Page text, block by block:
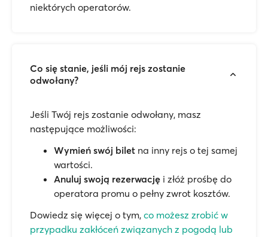
niektórych operatorów.
Co się stanie, jeśli mój rejs zostanie
odwołany?
Jeśli Twój rejs zostanie odwołany, masz
następujące możliwości:
Wymień swój bilet na inny rejs o tej samej
wartości.
Anuluj swoją rezerwację i złóż prośbę do
operatora promu o pełny zwrot kosztów.
Dowiedz się więcej o tym, co możesz zrobić w
przypadku zakłóceń związanych z pogodą lub